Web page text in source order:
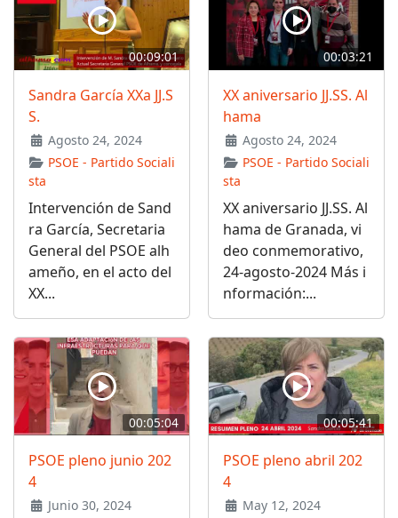
00:09:01
Sandra García XXa JJ.S
S.
Agosto 24, 2024
PSOE - Partido Sociali
sta
Intervención de Sand
ra García, Secretaria
General del PSOE alh
ameño, en el acto del
XX...
00:03:21
XX aniversario JJ.SS. Al
hama
Agosto 24, 2024
PSOE - Partido Sociali
sta
XX aniversario JJ.SS. Al
hama de Granada, vi
deo conmemorativo,
24-agosto-2024 Más i
nformación:...
00:05:04
PSOE pleno junio 202
4
Junio 30, 2024
00:05:41
PSOE pleno abril 202
4
May 12, 2024